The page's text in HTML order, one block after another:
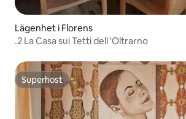
Lägenhet i Florens
.2 La Casa sui Tetti dell 'Oltrarno
Superhost
Superhost